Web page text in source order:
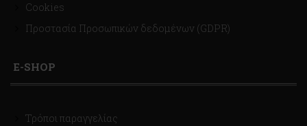
Cookies
Προστασία Προσωπικών δεδομένων (GDPR)
E-SHOP
Τρόποι παραγγελίας